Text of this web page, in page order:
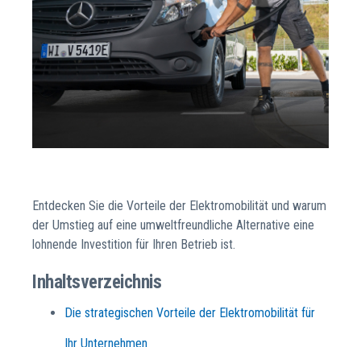
Entdecken Sie die Vorteile der Elektromobilität und warum
der Umstieg auf eine umweltfreundliche Alternative eine
lohnende Investition für Ihren Betrieb ist.
Inhaltsverzeichnis
Die strategischen Vorteile der Elektromobilität für
Ihr Unternehmen